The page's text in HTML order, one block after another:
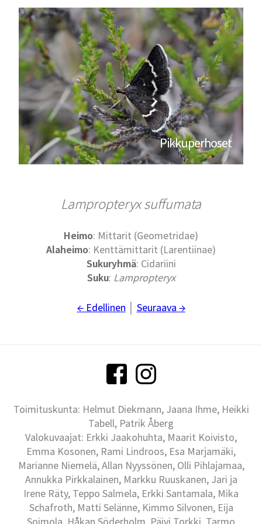
Pikkuperhoset
Lampropteryx suffumata
Heimo: Mittarit (Geometridae)
Alaheimo: Kenttämittarit (Larentiinae)
Sukuryhmä: Cidariini
Suku: Lampropteryx
← Edellinen Seuraava →
Toimituskunta: Helmut Diekmann, Jaana Ihme, Heikki
Tabell, Patrik Åberg
Valokuvaajat: Erkki Jaakohuhta, Maarit Koivisto,
Emma Kosonen, Rami Lindroos, Esa Marjamäki,
Marianne Niemelä, Allan Nyyssönen, Olli Pihlajamaa,
Annukka Pirkkalainen, Markku Ruuskanen, Jari ja
Irene Räty, Teppo Salmela, Erkki Santamala, Mika
Schafroth, Matti Selänne, Kimmo Silvonen, Eija